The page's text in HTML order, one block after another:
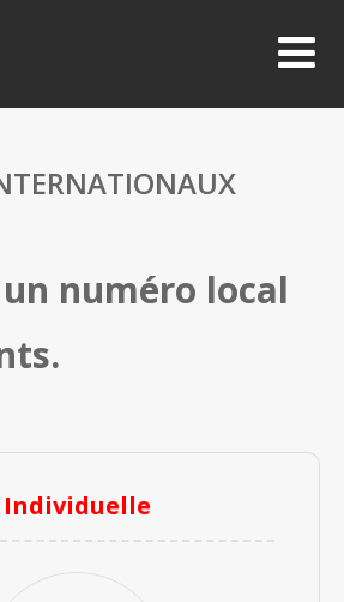
numéro local
Individuelle